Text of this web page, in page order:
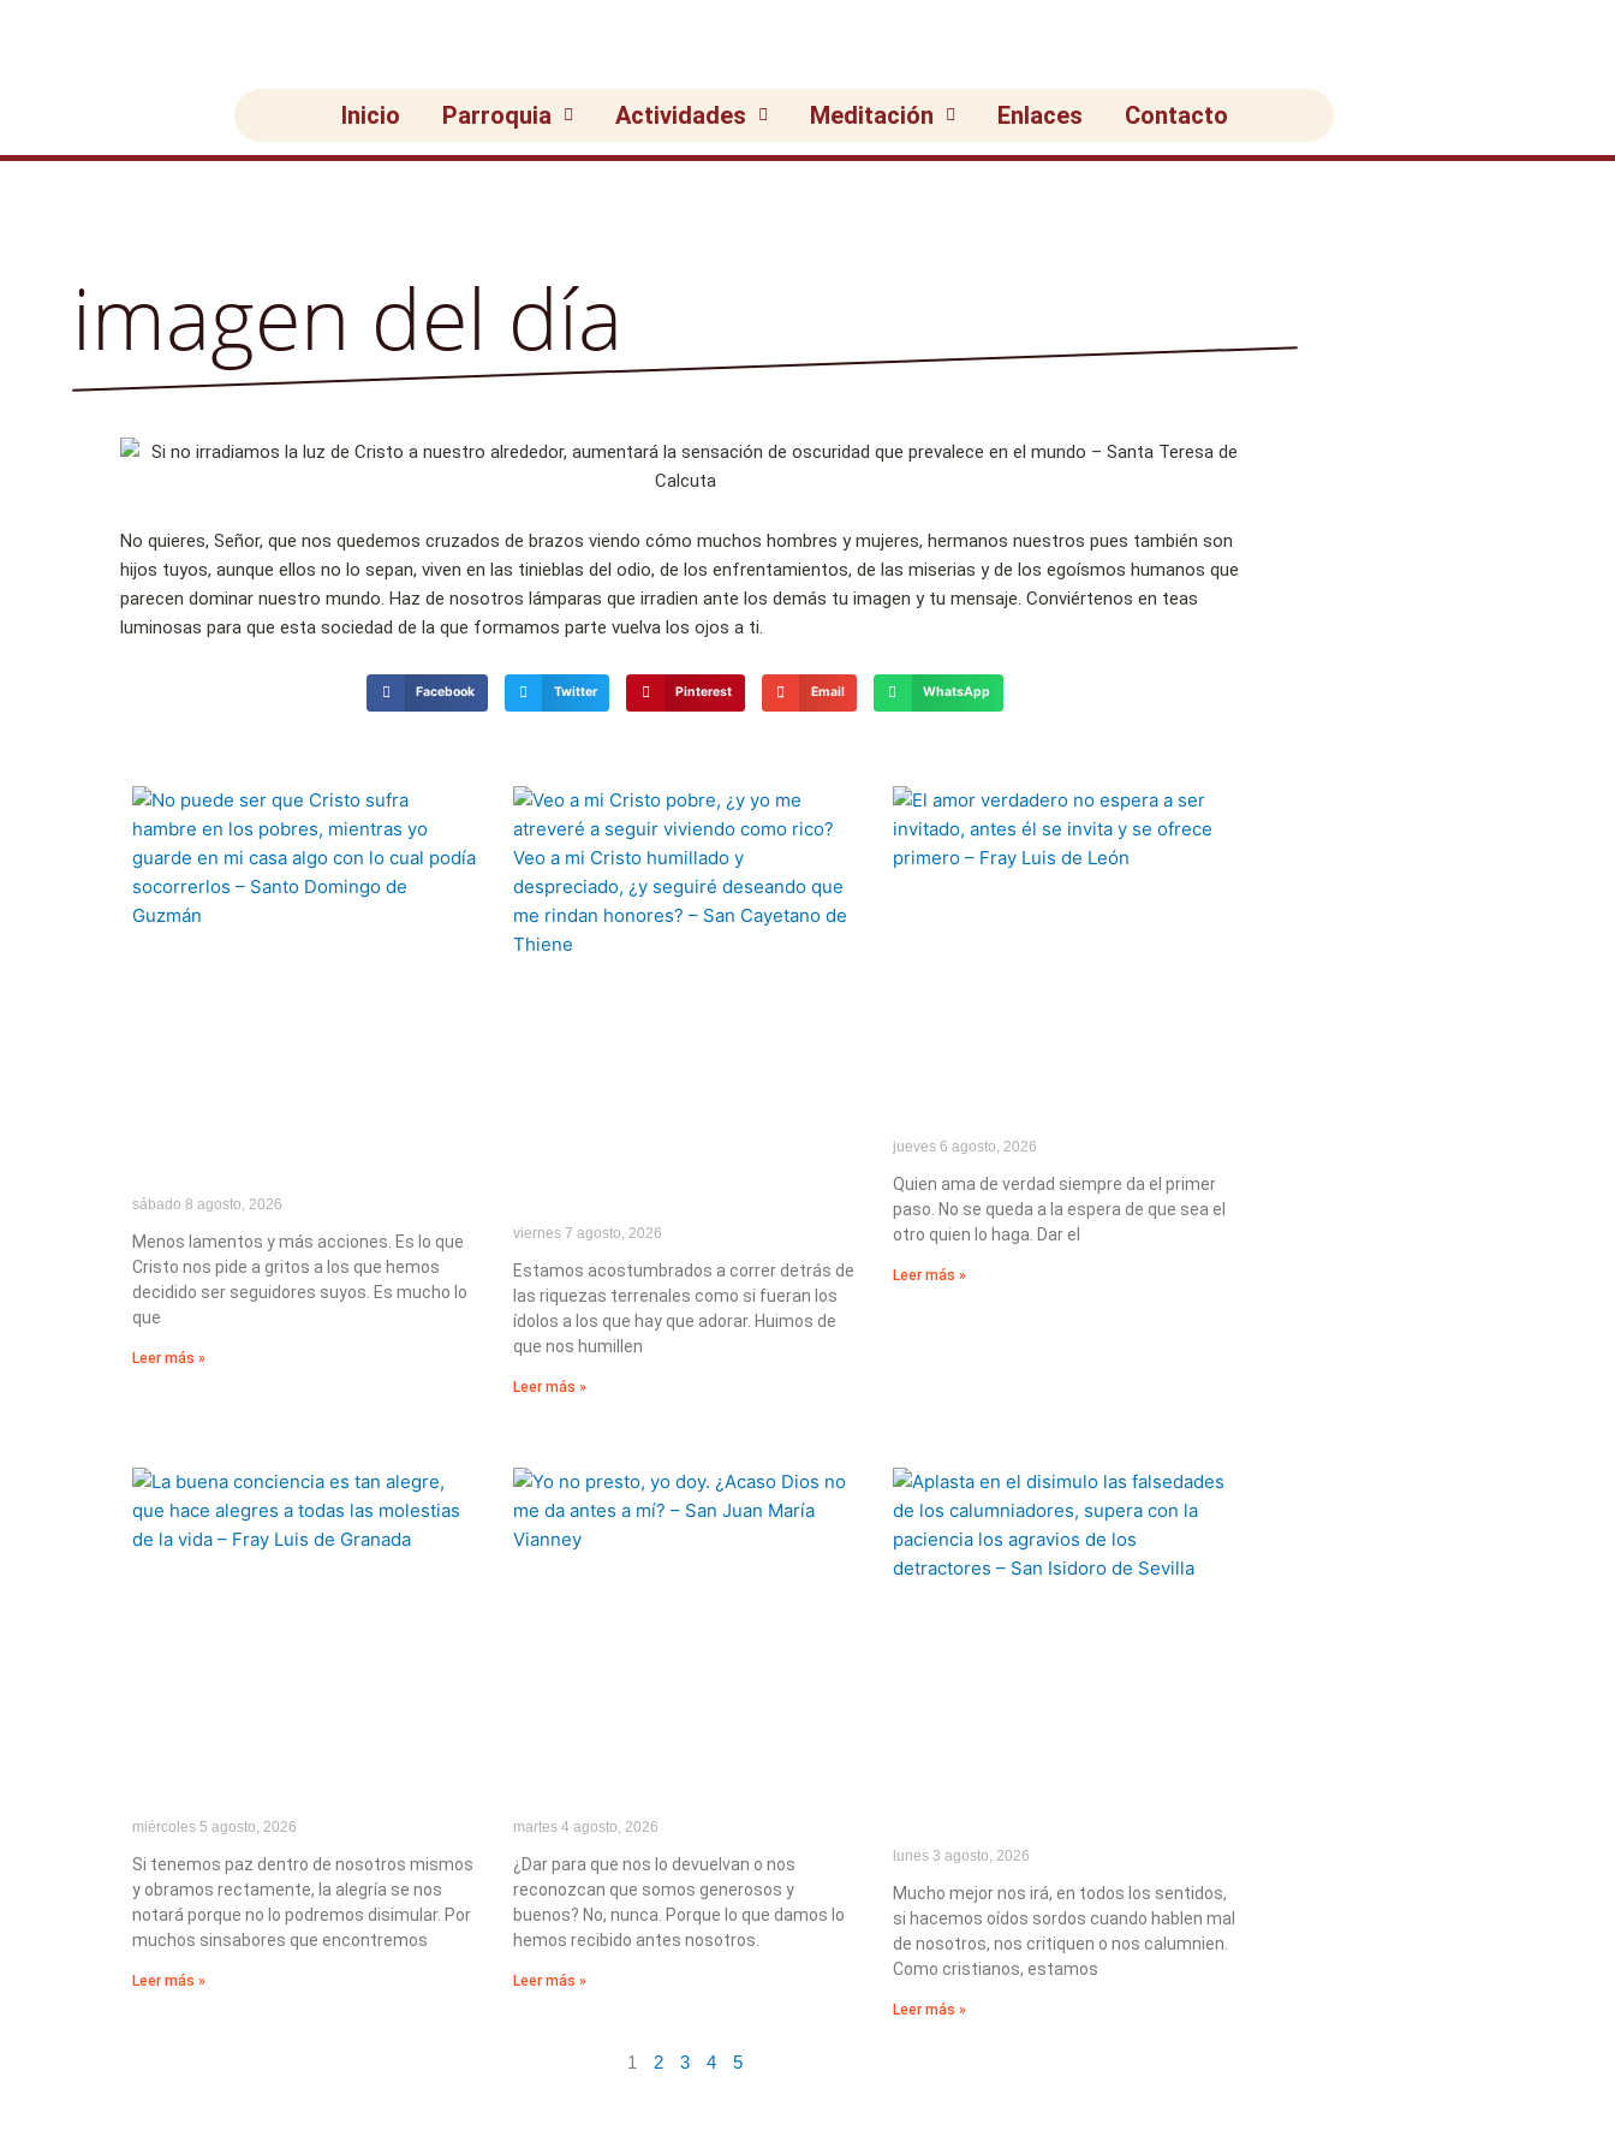
Inicio Parroquia Actividades Meditación Enlaces Contacto
imagen del día
No quieres, Señor, que nos quedemos cruzados de brazos viendo cómo muchos hombres y mujeres, hermanos nuestros pues también son
hijos tuyos, aunque ellos no lo sepan, viven en las tinieblas del odio, de los enfrentamientos, de las miserias y de los egoísmos humanos que
parecen dominar nuestro mundo. Haz de nosotros lámparas que irradien ante los demás tu imagen y tu mensaje. Conviértenos en teas
luminosas para que esta sociedad de la que formamos parte vuelva los ojos a ti.
Facebook Twitter Pinterest Email WhatsApp
sábado 8 agosto, 2026
Menos lamentos y más acciones. Es lo que
Cristo nos pide a gritos a los que hemos
decidido ser seguidores suyos. Es mucho lo
que
Leer más »
viernes 7 agosto, 2026
Estamos acostumbrados a correr detrás de
las riquezas terrenales como si fueran los
ídolos a los que hay que adorar. Huimos de
que nos humillen
Leer más »
jueves 6 agosto, 2026
Quien ama de verdad siempre da el primer
paso. No se queda a la espera de que sea el
otro quien lo haga. Dar el
Leer más »
miércoles 5 agosto, 2026
Si tenemos paz dentro de nosotros mismos
y obramos rectamente, la alegría se nos
notará porque no lo podremos disimular. Por
muchos sinsabores que encontremos
Leer más »
martes 4 agosto, 2026
¿Dar para que nos lo devuelvan o nos
reconozcan que somos generosos y
buenos? No, nunca. Porque lo que damos lo
hemos recibido antes nosotros.
Leer más »
lunes 3 agosto, 2026
Mucho mejor nos irá, en todos los sentidos,
si hacemos oídos sordos cuando hablen mal
de nosotros, nos critiquen o nos calumnien.
Como cristianos, estamos
Leer más »
Página
1
Página
2
Página
3
Página
4
Página
5